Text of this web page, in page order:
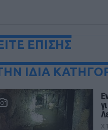
ΕΠΙΣΗΣ
ΙΔΙΑ